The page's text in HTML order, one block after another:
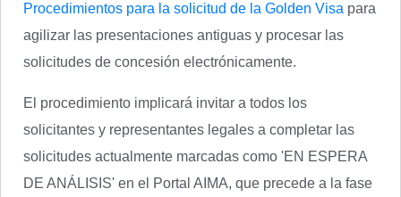
Procedimientos para la solicitud de la Golden Visa para
agilizar las presentaciones antiguas y procesar las
solicitudes de concesión electrónicamente.
El procedimiento implicará invitar a todos los
solicitantes y representantes legales a completar las
solicitudes actualmente marcadas como 'EN ESPERA
DE ANÁLISIS' en el Portal AIMA, que precede a la fase